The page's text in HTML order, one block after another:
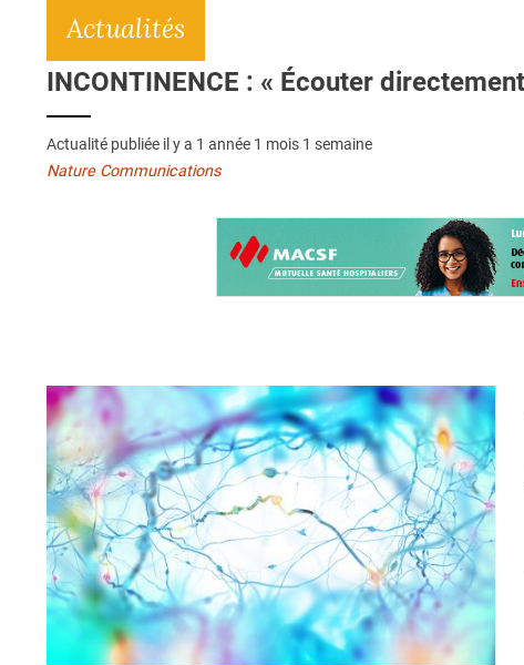
Actualités
INCONTINENCE : « Écouter
Actualité publiée il y a 1 année 1 mois 1 semaine
Nature Communications